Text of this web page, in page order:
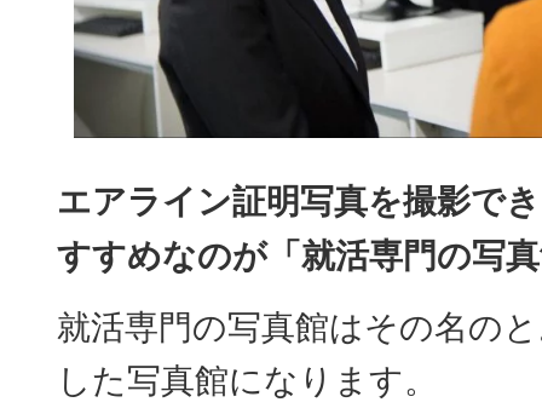
エアライン証明写真を撮影で
すすめなのが「就活専門の写
就活専門の写真館はその名の
した写真館になります。